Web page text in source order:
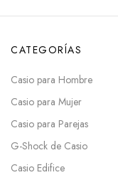
CATEGORÍAS
Casio para Hombre
Casio para Mujer
Casio para Parejas
G-Shock de Casio
Casio Edifice